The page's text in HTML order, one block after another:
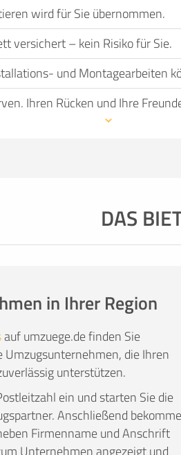
wird für Sie übernommen.
versichert – kein Risiko für Sie.
und Montagearbeiten
Ihren Rücken und Ihre
gestalten und dieDAS
in Ihrer Region
auf umzuege.de finden Sie
die Ihren
unterstützen.
ein und starten Sie die
Anschließend
Firmenname und Anschrift
Unternehmen angezeigt und